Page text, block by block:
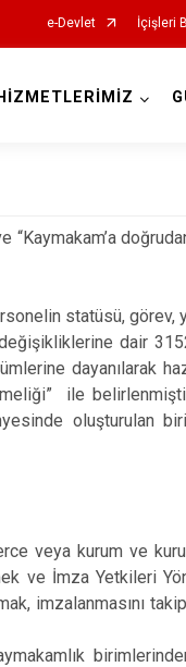
e-Devlet İçişleri
HİZMETLERİMİZ
statüsü, görev,
dair
dayanılarak
ile
oluşturulan
veya kurum ve
ve İmza Yetkileri
imzalanmasını